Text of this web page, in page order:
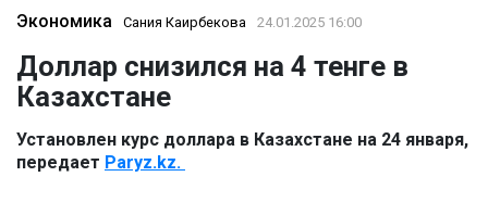
ОҚИҒА
News
Экономика Сания Каирбекова 24.01.2025 16:00
Доллар снизился на 4 тенге в
Казахстане
Установлен курс доллара в Казахстане на 24 января,
передает Paryz.kz.